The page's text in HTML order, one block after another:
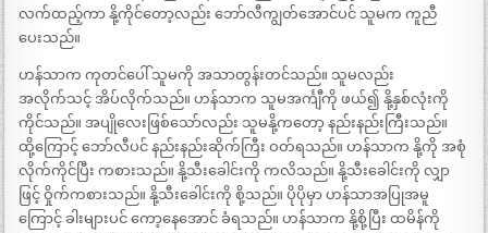
လက်ထည့်ကာ နို့ကိုင်တော့လည်း ဘော်လီကျွတ်အောင်ပင် သူမက ကူညီ
ပေးသည်။
ဟန်သာက ကုတင်ပေါ် သူမကို အသာတွန်းတင်သည်။ သူမလည်း
အလိုက်သင့် အိပ်လိုက်သည်။ ဟန်သာက သူမအင်္ကျီကို ဖယ်၍ နို့နှစ်လုံးကို
ကိုင်သည်။ အပျိုလေးဖြစ်သော်လည်း သူမနို့ကတော့ နည်းနည်းကြီးသည်။
ထို့ကြောင့် ဘော်လီပင် နည်းနည်းဆိုက်ကြီး ဝတ်ရသည်။ ဟန်သာက နို့ကို အစုံ
လိုက်ကိုင်ပြီး ကစားသည်။ နို့သီးခေါင်းကို ကလိသည်။ နို့သီးခေါင်းကို လျှာ
ဖြင့် ဝှိုက်ကစားသည်။ နို့သီးခေါင်းကို စို့သည်။ ပိုပိုမှာ ဟန်သာအပြုအမူ
ကြောင့် ခါးများပင် ကော့နေအောင် ခံရသည်။ ဟန်သာက နို့စို့ပြီး ထမိန်ကို